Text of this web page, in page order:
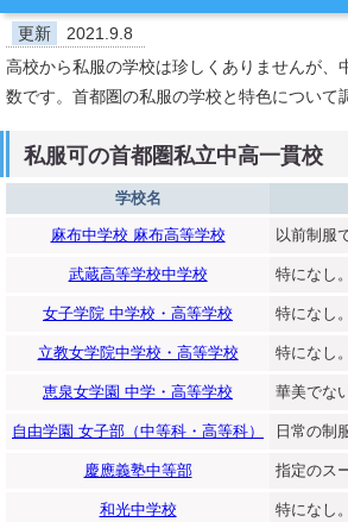
更新
2021.9.8
高校から私服の学校は珍しくありませんが、
数です。首都圏の私服の学校と特色について
私服可の首都圏私立中高一貫校
学校名
麻布中学校 麻布高等学校 以前制服
武蔵高等学校中学校 特になし。
女子学院 中学校・高等学校 特になし。
立教女学院中学校・高等学校 特になし。
恵泉女学園 中学・高等学校 華美でな
自由学園 女子部（中等科・高等科） 日常の制
慶應義塾中等部 指定のス
和光中学校 特になし。